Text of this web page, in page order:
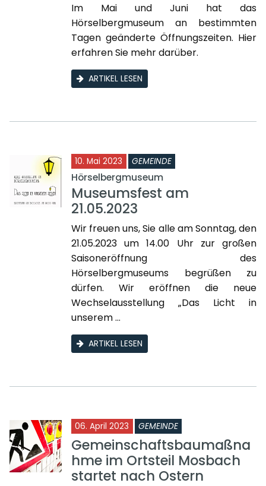
Im Mai und Juni hat das
Hörselbergmuseum an bestimmten
Tagen geänderte Öffnungszeiten. Hier
erfahren Sie mehr darüber.
ARTIKEL LESEN
10. Mai 2023 GEMEINDE
Hörselbergmuseum
Museumsfest am
21.05.2023
Wir freuen uns, Sie alle am Sonntag, den
21.05.2023 um 14.00 Uhr zur großen
Saisoneröffnung des
Hörselbergmuseums begrüßen zu
dürfen. Wir eröffnen die neue
Wechselausstellung „Das Licht in
unserem ...
ARTIKEL LESEN
06. April 2023 GEMEINDE
Gemeinschaftsbaumaßna
hme im Ortsteil Mosbach
startet nach Ostern